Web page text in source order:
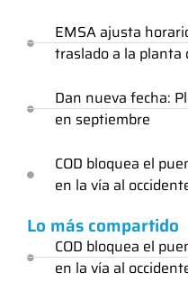
EMSA ajusta
traslado a la planta
Dan nueva fecha:
en septiembre
COD bloquea el
en la vía al
Lo más compartido
COD bloquea el
en la vía al